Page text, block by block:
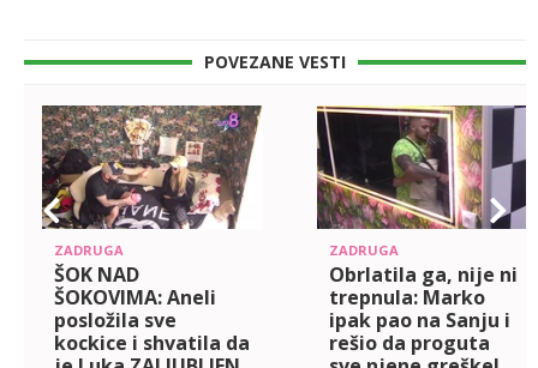
POVEZANE VESTI
ZADRUGA
ŠOK NAD
ŠOKOVIMA: Aneli
posložila sve
kockice i shvatila da
ZADRUGA
Obrlatila ga, nije ni
trepnula: Marko
ipak pao na Sanju i
rešio da proguta